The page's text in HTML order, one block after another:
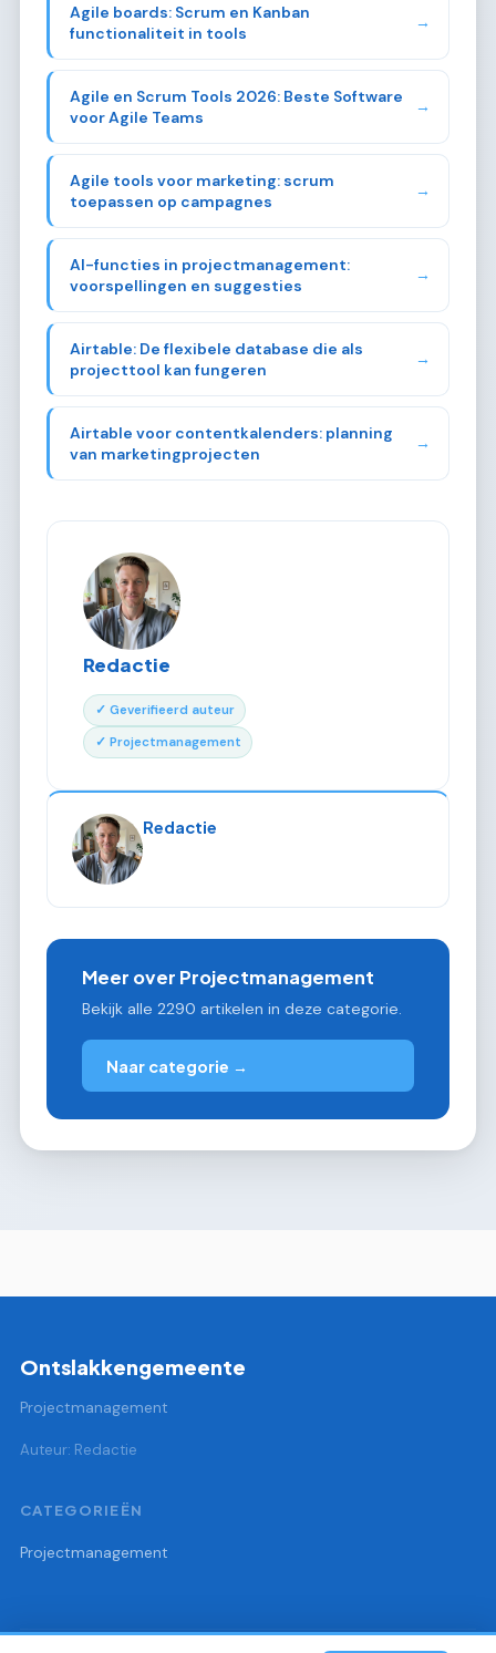
Agile boards: Scrum en Kanban
functionaliteit in tools
→
Agile en Scrum Tools 2026: Beste Software
voor Agile Teams
→
Agile tools voor marketing: scrum
toepassen op campagnes
→
AI-functies in projectmanagement:
voorspellingen en suggesties
→
Airtable: De flexibele database die als
projecttool kan fungeren
→
Airtable voor contentkalenders: planning
van marketingprojecten
→
Redactie
✓ Geverifieerd auteur
✓ Projectmanagement
Redactie
Meer over Projectmanagement
Bekijk alle 2290 artikelen in deze categorie.
Naar categorie →
Ontslakkengemeente
Projectmanagement
Auteur: Redactie
CATEGORIEËN
Projectmanagement